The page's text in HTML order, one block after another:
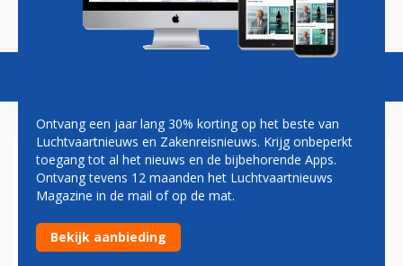
Magazine Podcasts Vacatures
PILOTEN THOMAS COOK
AIRLINES STAKEN VOOR
MEER LOON
Ontvang een jaar lang 30% korting op het beste van
Luchtvaartnieuws en Zakenreisnieuws. Krijg onbeperkt
toegang tot al het nieuws en de bijbehorende Apps.
Ontvang tevens 12 maanden het Luchtvaartnieuws
Magazine in de mail of op de mat.
Bekijk aanbieding